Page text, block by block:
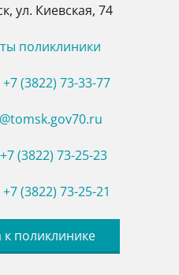
ул. Киевская, 74
поликлиники
+7 (3822) 73-33-77
+7(3822) 73-25-23
+7 (3822) 73-25-21
поликлинике